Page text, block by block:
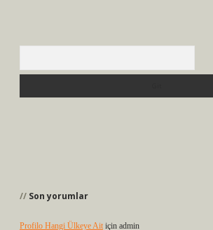
Son yorumlar
Profilo Hangi Ülkeye Ait için admin